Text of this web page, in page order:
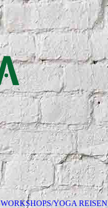
WORKSHOPS/YOGA REISEN